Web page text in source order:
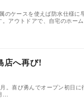
のケースを使えば防水仕様に
アウトドアで、自宅のホー
店へ再び!
。喜び勇んでオープン初日に
…